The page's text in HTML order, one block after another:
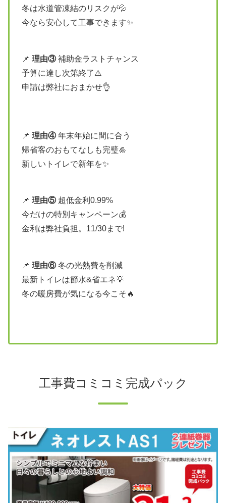
冬は水道管凍結のリスクが💦
今なら安心して工事できます✨
📌 理由③補助金ラストチャンス
予算に達し次第終了⚠️
申請は弊社におまかせ👌
📌 理由④年末年始に間に合う
帰省客のおもてなしも完璧🎍
新しいトイレで新年を✨
📌 理由⑤超低金利0.99%
今だけの特別キャンペーン💰
金利は弊社負担。11/30まで!
📌 理由⑥冬の光熱費を削減
最新トイレは節水&省エネ💡
冬の暖房費が気になる今こそ🔥
工事費コミコミ完成パック